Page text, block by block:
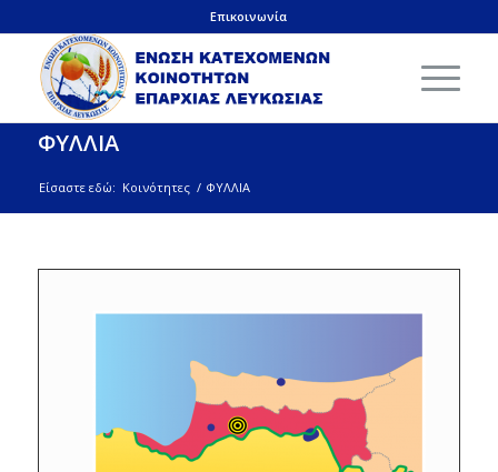
Επικοινωνία
ΦΥΛΛΙΑ
Είσαστε εδώ: Κοινότητες / ΦΥΛΛΙΑ